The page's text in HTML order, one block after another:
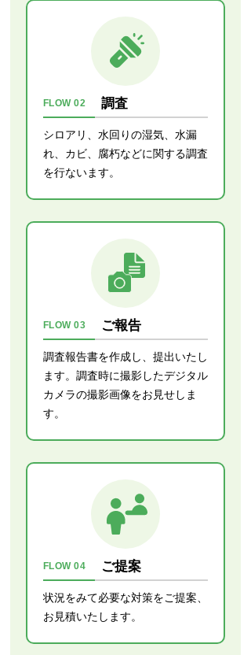
FLOW 02 調査
シロアリ、水回りの湿気、水漏
れ、カビ、腐朽などに関する調査
を行ないます。
FLOW 03 ご報告
調査報告書を作成し、提出いたし
ます。調査時に撮影したデジタル
カメラの撮影画像をお見せしま
す。
FLOW 04 ご提案
状況をみて必要な対策をご提案、
お見積いたします。